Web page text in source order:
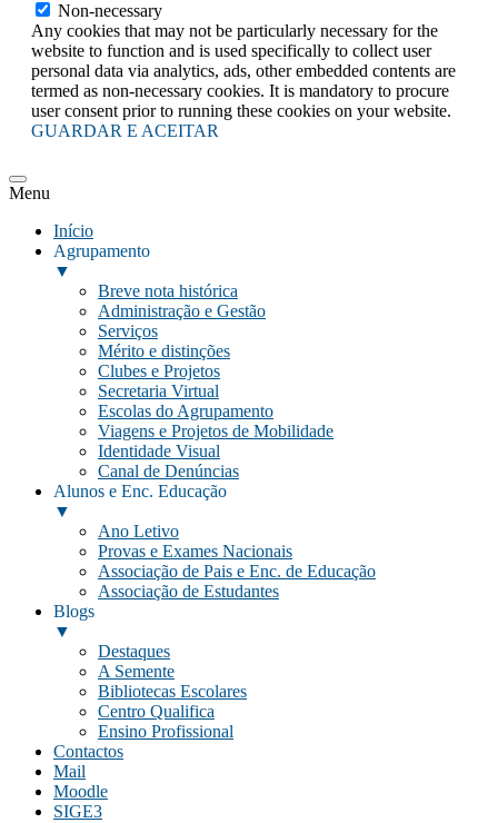
Non-necessary
Any cookies that may not be particularly necessary for the
website to function and is used specifically to collect user
personal data via analytics, ads, other embedded contents are
termed as non-necessary cookies. It is mandatory to procure
user consent prior to running these cookies on your website.
GUARDAR E ACEITAR
Menu
Início
Agrupamento
▼
Breve nota histórica
Administração e Gestão
Serviços
Mérito e distinções
Clubes e Projetos
Secretaria Virtual
Escolas do Agrupamento
Viagens e Projetos de Mobilidade
Identidade Visual
Canal de Denúncias
Alunos e Enc. Educação
▼
Ano Letivo
Provas e Exames Nacionais
Associação de Pais e Enc. de Educação
Associação de Estudantes
Blogs
▼
Destaques
A Semente
Bibliotecas Escolares
Centro Qualifica
Ensino Profissional
Contactos
Mail
Moodle
SIGE3